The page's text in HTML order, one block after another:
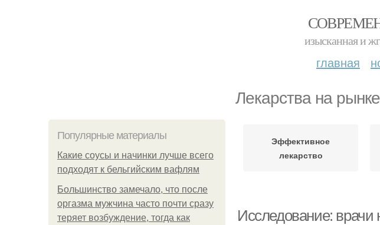
изысканная и
главная
Лекарства на рынке
Популярные материалы
Какие соусы и начинки лучше всего
подходят к бельгийским вафлям
Большинство замечало, что после
оргазма мужчина часто почти сразу
теряет возбуждение, тогда как
Эффективное
лекарство
Исследование: врачи